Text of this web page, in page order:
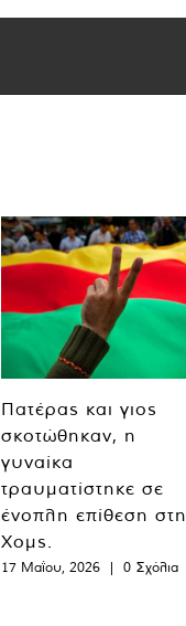
Πατέρας και γιος
σκοτώθηκαν, η
γυναίκα
τραυματίστηκε σε
ένοπλη επίθεση στη
Χομς.
17 Μαΐου, 2026 | 0 Σχόλια